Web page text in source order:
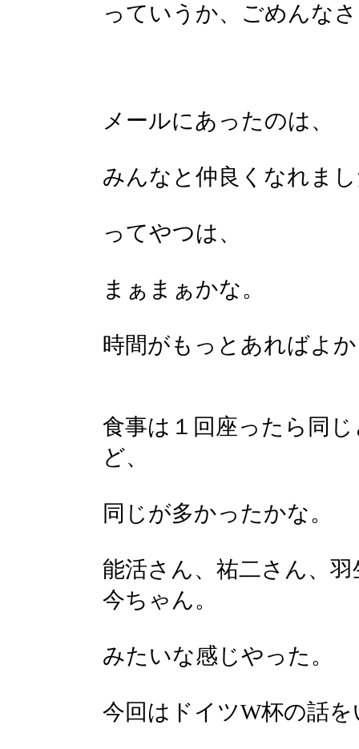
っていうか、ごめんな
メールにあったのは、
みんなと仲良くなれまし
ってやつは、
まぁまぁかな。
時間がもっとあればよ
食事は１回座ったら同
ど、
同じが多かったかな。
能活さん、祐二さん、
今ちゃん。
みたいな感じやった。
今回はドイツW杯の話